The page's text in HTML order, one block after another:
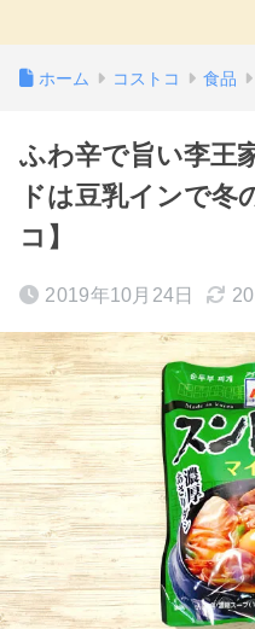
ホーム コストコ 食品
ふわ辛で旨い李王
ドは豆乳インで冬
コ】
2019年10月24日